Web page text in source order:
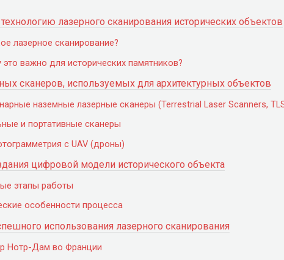
лазерного сканирования исторических объектов
лазерное сканирование?
важно для исторических памятников?
сканеров, используемых для архитектурных объектов
наземные лазерные сканеры (Terrestrial Laser Scanners,
и портативные сканеры
с UAV (дроны)
цифровой модели исторического объекта
этапы работы
особенности процесса
использования лазерного сканирования
Нотр-Дам во Франции